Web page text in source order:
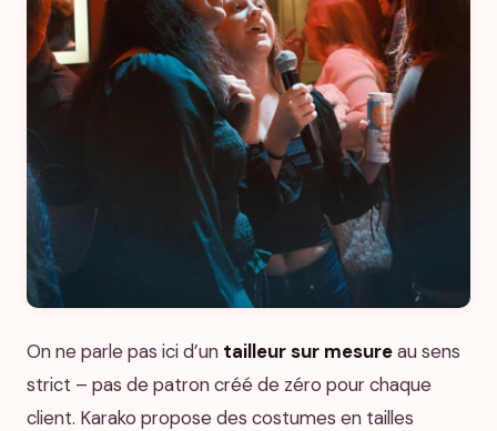
On ne parle pas ici d’un tailleur sur mesureau sens
strict – pas de patron créé de zéro pour chaque
client. Karako propose des costumes en tailles